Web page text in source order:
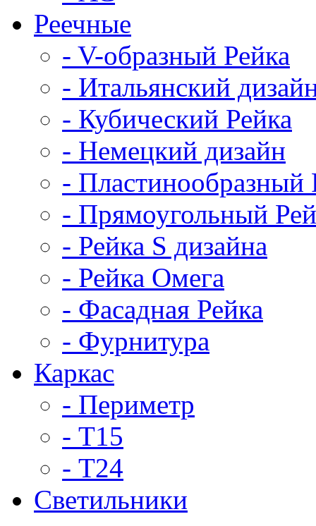
Реечные
- V-образный Рейка
- Итальянский
- Кубический Рейка
- Немецкий дизайн
- Пластинообразный
- Прямоугольный
- Рейка S дизайна
- Рейка Омега
- Фасадная Рейка
- Фурнитура
Каркас
- Периметр
- Т15
- Т24
Светильники